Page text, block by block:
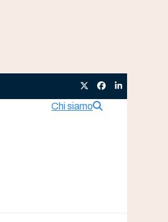
TwitterFacebook
LinkedIn
Chi siamo